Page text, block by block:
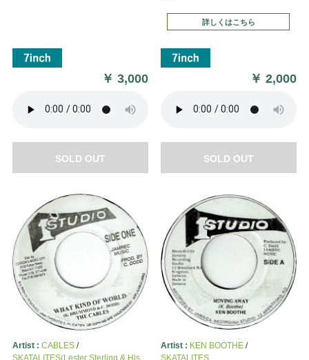
￥3,000
SOLD OUT
詳しくはこちら
￥2,000
SOLD OUT
Artist : CABLES/
SKATALITES(Lester Sterling & His
Artist : KEN BOOTHE/
SKATALITES